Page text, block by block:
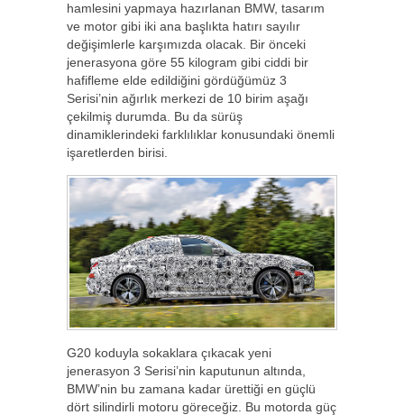
hamlesini yapmaya hazırlanan BMW, tasarım
ve motor gibi iki ana başlıkta hatırı sayılır
değişimlerle karşımızda olacak. Bir önceki
jenerasyona göre 55 kilogram gibi ciddi bir
hafifleme elde edildiğini gördüğümüz 3
Serisi’nin ağırlık merkezi de 10 birim aşağı
çekilmiş durumda. Bu da sürüş
dinamiklerindeki farklılıklar konusundaki önemli
işaretlerden birisi.
G20 koduyla sokaklara çıkacak yeni
jenerasyon 3 Serisi’nin kaputunun altında,
BMW’nin bu zamana kadar ürettiği en güçlü
dört silindirli motoru göreceğiz. Bu motorda güç